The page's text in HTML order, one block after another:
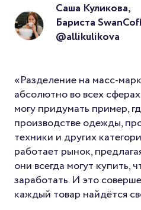
Саша Куликова,
Бариста
@allikulikova
«Разделение на масс-
абсолютно во всех
могу придумать пример,
производстве одежды,
техники и других
работает рынок,
они всегда могут купить,
заработать. И это
каждый товар найдётся